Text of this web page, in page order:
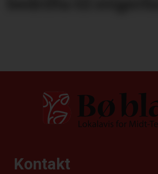
Kontakt